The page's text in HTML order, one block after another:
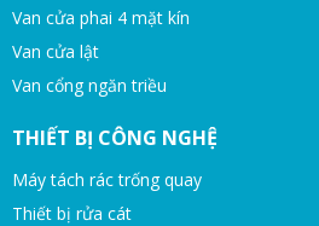
Van cửa phai 4 mặt kín
Van cửa lật
Van cổng ngăn triều
THIẾT BỊ CÔNG NGHỆ
Máy tách rác trống quay
Thiết bị rửa cát